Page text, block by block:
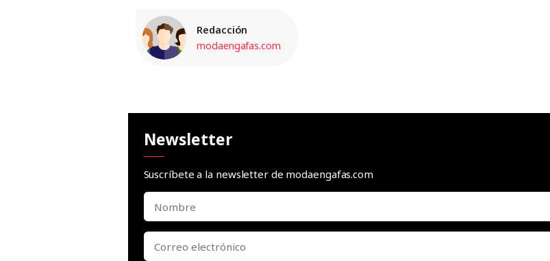
Redacción
modaengafas.com
Newsletter
Suscríbete a la newsletter de modaengafas.com